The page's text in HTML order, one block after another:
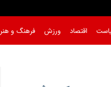
اقتصاد ورزش فرهنگ و هنر